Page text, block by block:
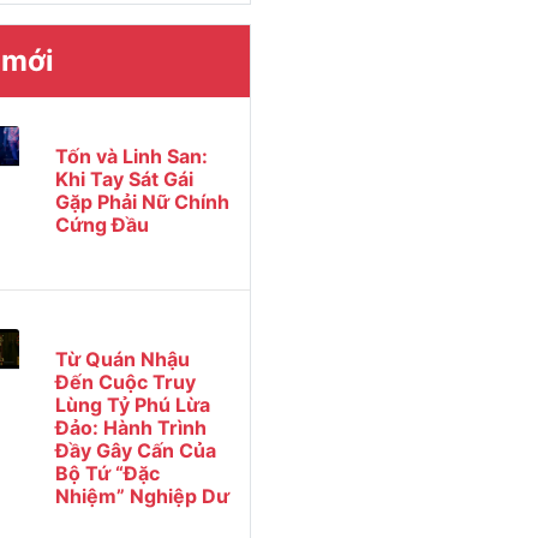
Tốn và Linh San:
Khi Tay Sát Gái
Gặp Phải Nữ Chính
Cứng Đầu
Từ Quán Nhậu
Đến Cuộc Truy
Lùng Tỷ Phú Lừa
Đảo: Hành Trình
Đầy Gây Cấn Của
Bộ Tứ “Đặc
Nhiệm” Nghiệp Dư